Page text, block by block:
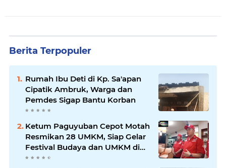
Berita Terpopuler
Rumah Ibu Deti di Kp. Sa'apan
Cipatik Ambruk, Warga dan
Pemdes Sigap Bantu Korban
Ketum Paguyuban Cepot Motah
Resmikan 28 UMKM, Siap Gelar
Festival Budaya dan UMKM di
Jalan Braga